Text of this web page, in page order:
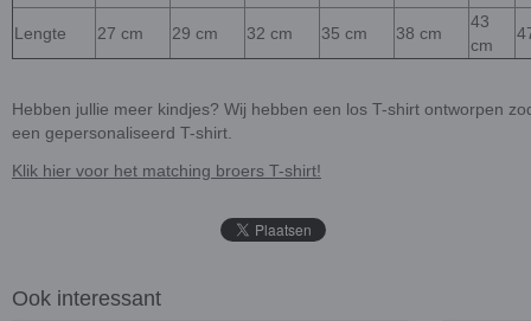
Lengte 27 cm 29 cm 32 cm 35 cm 38 cm
43
cm
Hebben jullie meer kindjes? Wij hebben een los T-shirt ontworpen
een gepersonaliseerd T-shirt.
Klik hier voor het matching broers T-shirt!
Ook interessant